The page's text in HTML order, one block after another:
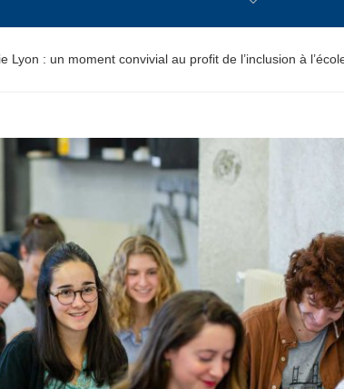
Lyon : un moment convivial au profit de l’inclusion à